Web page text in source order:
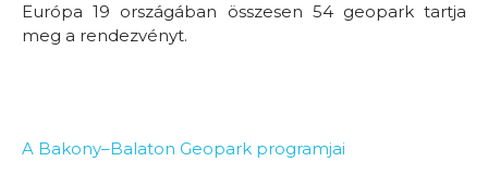
Európa 19 országában összesen 54 geopark tartja
meg a rendezvényt.
A Bakony–Balaton Geopark programjai